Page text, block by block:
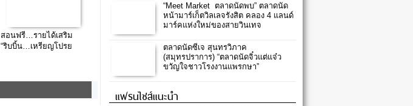
สอนฟรี…รายได้เสริม
“ริบบิ้น…เหรียญโปรย
“Meet Market ตลาดนัดพบ” ตลาดนัด
หน้ามาร์เก็ตวิลเลจรังสิต คลอง 4 แลนด์
มาร์คแห่งใหม่ของสายวินเทจ
ตลาดนัดซีเจ สุนทรวิภาค
(สมุทรปราการ) “ตลาดนัดจิ๋วแต่แจ๋ว
ขวัญใจชาวโรงงานแพรกษา”
แฟรนไชส์แนะนำ